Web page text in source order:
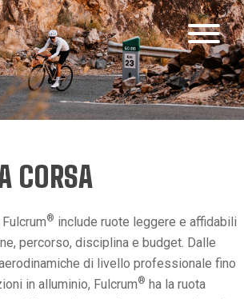
CORSA
® include ruote leggere e affidabili
percorso, disciplina e budget. Dalle
di livello professionale fino
in alluminio, Fulcrum® ha la ruota